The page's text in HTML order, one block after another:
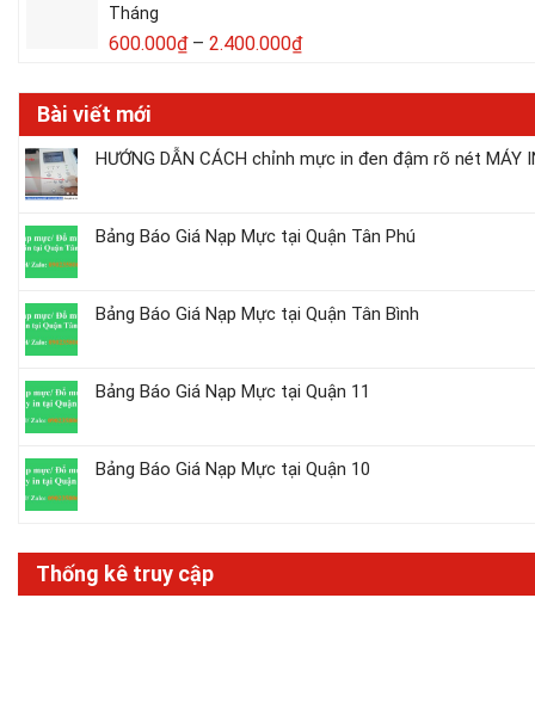
Tháng
600.000₫ – 2.400.000₫
Bài viết mới
HƯỚNG DẪN CÁCH chỉnh mực in đen đậm rõ nét MÁY
Bảng Báo Giá Nạp Mực tại Quận Tân Phú
Bảng Báo Giá Nạp Mực tại Quận Tân Bình
Bảng Báo Giá Nạp Mực tại Quận 11
Bảng Báo Giá Nạp Mực tại Quận 10
Thống kê truy cập